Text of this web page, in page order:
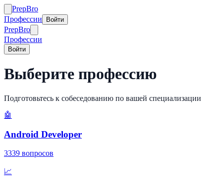
PrepBro
Профессии
Войти
PrepBro
Профессии
Войти
Выберите профессию
Подготовьтесь к собеседованию по вашей специализации
🤖
Android Developer
3339 вопросов
📈